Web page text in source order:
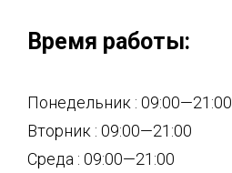
Время работы:
Понедельник : 09:00—21:00
Вторник : 09:00—21:00
Среда : 09:00—21:00